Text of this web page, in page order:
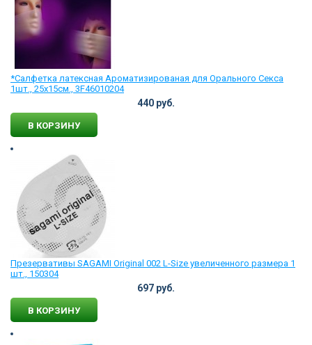
*Салфетка латексная Ароматизированая для Орального Секса
1шт., 25х15см., 3F46010204
440 руб.
В КОРЗИНУ
Презервативы SAGAMI Original 002 L-Size увеличенного размера 1
шт., 150304
697 руб.
В КОРЗИНУ